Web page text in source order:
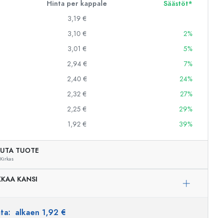
Hinta per kappale
Säästöt*
3,19 €
3,10 €
2%
3,01 €
5%
2,94 €
7%
2,40 €
24%
2,32 €
27%
2,25 €
29%
1,92 € 39%
TUOTE
Kirkas
KANSI
alkaen 1,92 €